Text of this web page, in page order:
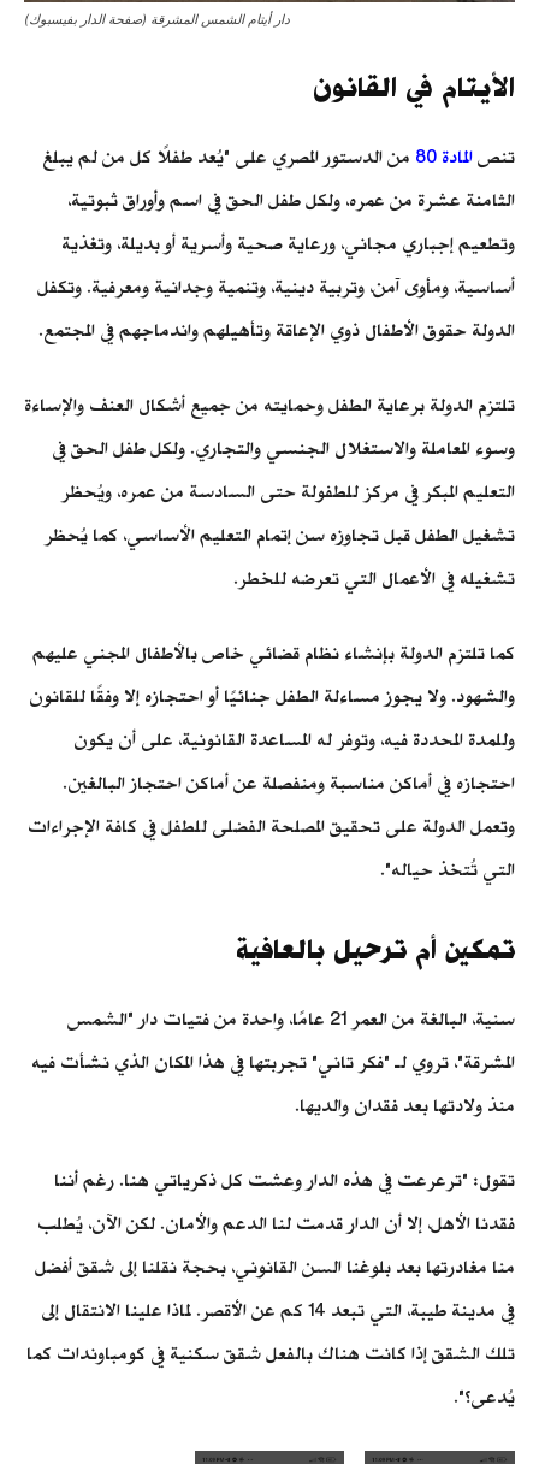
دار أيتام الشمس المشرقة (صفحة الدار بفيسبوك)
الأيتام في القانون
تنص المادة 80
من الدستور المصري على "يُعد طفلًا كل من لم يبلغ
الثامنة عشرة من عمره، ولكل طفل الحق في اسم وأوراق ثبوتية،
وتطعيم إجباري مجاني، ورعاية صحية وأسرية أو بديلة، وتغذية
أساسية، ومأوى آمن، وتربية دينية، وتنمية وجدانية ومعرفية. وتكفل
الدولة حقوق الأطفال ذوي الإعاقة وتأهيلهم واندماجهم في المجتمع.
تلتزم الدولة برعاية الطفل وحمايته من جميع أشكال العنف والإساءة
وسوء المعاملة والاستغلال الجنسي والتجاري. ولكل طفل الحق في
التعليم المبكر في مركز للطفولة حتى السادسة من عمره، ويُحظر
تشغيل الطفل قبل تجاوزه سن إتمام التعليم الأساسي، كما يُحظر
تشغيله في الأعمال التي تعرضه للخطر.
كما تلتزم الدولة بإنشاء نظام قضائي خاص بالأطفال المجني عليهم
والشهود. ولا يجوز مساءلة الطفل جنائيًا أو احتجازه إلا وفقًا للقانون
وللمدة المحددة فيه، وتوفر له المساعدة القانونية، على أن يكون
احتجازه في أماكن مناسبة ومنفصلة عن أماكن احتجاز البالغين.
وتعمل الدولة على تحقيق المصلحة الفضلى للطفل في كافة الإجراءات
التي تُتخذ حياله".
تمكين أم ترحيل بالعافية
سنية، البالغة من العمر 21 عامًا، واحدة من فتيات دار "الشمس
المشرقة"، تروي لـ "فكر تاني" تجربتها في هذا المكان الذي نشأت فيه
منذ ولادتها بعد فقدان والديها.
تقول: "ترعرعت في هذه الدار وعشت كل ذكرياتي هنا. رغم أننا
فقدنا الأهل، إلا أن الدار قدمت لنا الدعم والأمان. لكن الآن، يُطلب
منا مغادرتها بعد بلوغنا السن القانوني، بحجة نقلنا إلى شقق أفضل
في مدينة طيبة، التي تبعد 14 كم عن الأقصر. لماذا علينا الانتقال إلى
تلك الشقق إذا كانت هناك بالفعل شقق سكنية في كومباوندات كما
يُدعى؟".